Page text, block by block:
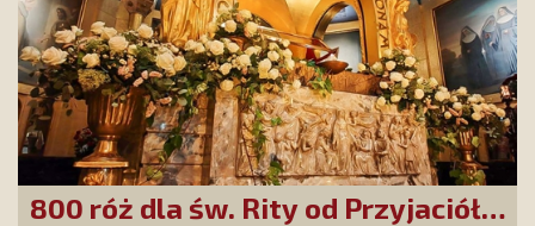
800 róż dla św. Rity od Przyjaciół